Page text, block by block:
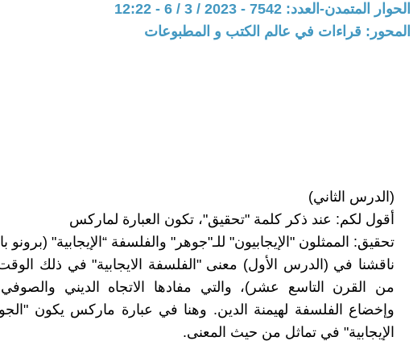
الحوار المتمدن-العدد: 7542 - 2023 / 3 / 6 - 12:22
المحور: قراءات في عالم الكتب و المطبوعات
(الدرس الثاني)
أقول لكم: عند ذكر كلمة "تحقيق"، تكون العبارة لماركس
تحقيق: الممثلون "الإيجابيون" للـ"جوهر" والفلسفة “الإيجابية" (برونو
ناقشنا في (الدرس الأول) معنى "الفلسفة الايجابية" في ذلك
من القرن التاسع عشر)، والتي مفادها الاتجاه الديني
وإخضاع الفلسفة لهيمنة الدين. وهنا في عبارة ماركس يكون
الإيجابية" في تماثل من حيث المعنى.